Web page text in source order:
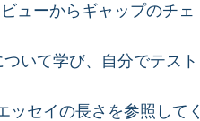
ューからギャップのチェ
いて学び、自分でテスト
セイの長さを参照してく